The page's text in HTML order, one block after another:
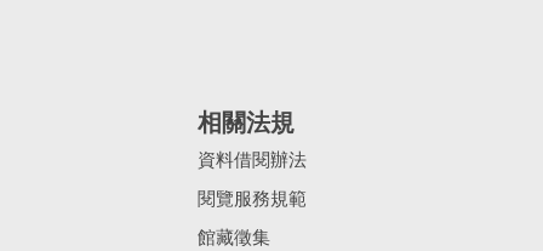
相關法規
資料借閱辦法
閱覽服務規範
館藏徵集